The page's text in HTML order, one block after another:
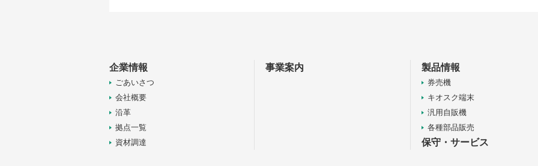
企業情報
ごあいさつ
会社概要
沿革
拠点一覧
資材調達
事業案内 製品情報
券売機
キオスク端末
汎用自販機
各種部品販売
保守・サービス